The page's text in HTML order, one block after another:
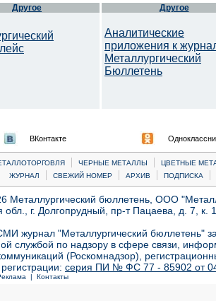
Другое Другое
Аналитические
приложения к
Металлургический
Бюллетень
ВКонтакте
| ЧЕРНЫЕ МЕТАЛЛЫ |
ЦВЕТНЫЕ
ЖУРНАЛ
| СВЕЖИЙ НОМЕР | АРХИВ | ПОДПИСКА |
Металлургический бюллетень, ООО
обл., г. Долгопрудный, пр-т Пацаева, д. 7,
журнал "Металлургический бюллетень"
службой по надзору в сфере связи,
(Роскомнадзор),
серия ПИ № ФС 77 - 85902 от 04
| Контакты